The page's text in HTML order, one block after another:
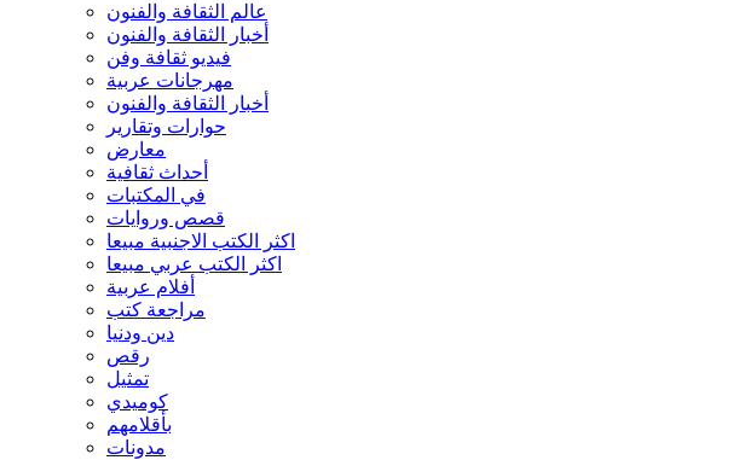
عالم الثقافة والفنون
أخبار الثقافة والفنون
فيديو ثقافة وفن
مهرجانات عربية
أخبار الثقافة والفنون
حوارات وتقارير
معارض
أحداث ثقافية
في المكتبات
قصص وروايات
اكثر الكتب الاجنبية مبيعا
اكثر الكتب عربي مبيعا
أفلام عربية
مراجعة كتب
دين ودنيا
رقص
تمثيل
كوميدي
بأقلامهم
مدونات